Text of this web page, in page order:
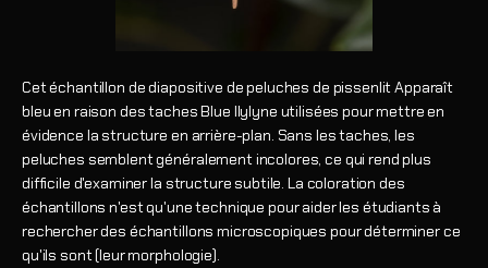
Cet échantillon de diapositive de peluches de pissenlitApparaît
bleu en raison des taches Blue Ilylyne utilisées pour mettre en
évidence la structure en arrière-plan. Sans les taches, les
peluches semblent généralement incolores, ce qui rend plus
difficile d'examiner la structure subtile. La coloration des
échantillons n'est qu'une technique pour aider les étudiants à
rechercher des échantillons microscopiques pour déterminer ce
qu'ils sont (leur morphologie).